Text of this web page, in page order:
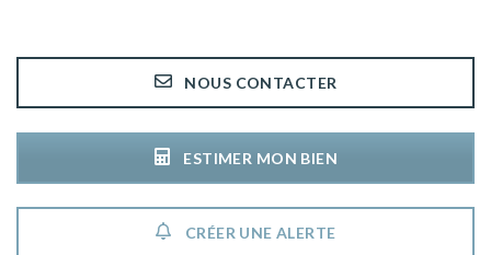
NOUS CONTACTER
ESTIMER MON BIEN
CRÉER UNE ALERTE